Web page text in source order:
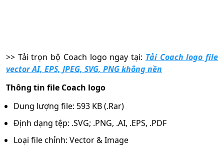
>> Tải trọn bộ Coach logo ngay tại: Tải Coach logo file
vector AI, EPS, JPEG, SVG, PNG không nền
Thông tin file Coach logo
Dung lượng file: 593 KB (.Rar)
Định dạng tệp: .SVG; .PNG, .AI, .EPS, .PDF
Loại file chỉnh: Vector & Image